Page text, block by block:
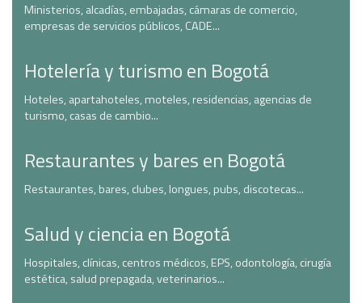
Ministerios, alcadías, embajadas, cámaras de comercio,
empresas de servicios públicos, CADE...
Hotelería y turismo en Bogotá
Hoteles, apartahoteles, moteles, residencias, agencias de
turismo, casas de cambio...
Restaurantes y bares en Bogotá
Restaurantes, bares, clubes, longues, pubs, discotecas...
Salud y ciencia en Bogotá
Hospitales, clínicas, centros médicos, EPS, odontología, cirugía
estética, salud prepagada, veterinarios...